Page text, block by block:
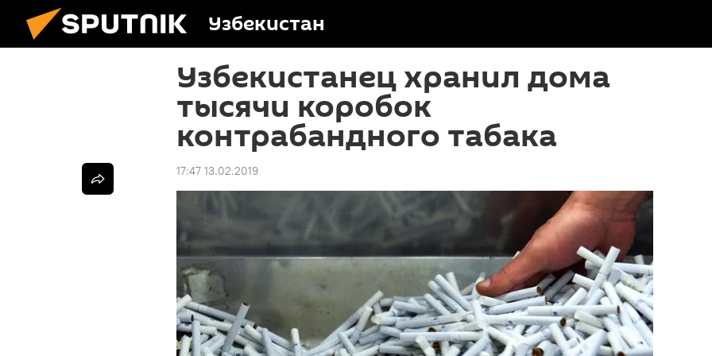
Узбекистан
Узбекистанец хранил дома
тысячи коробок
контрабандного табака
17:47 13.02.2019